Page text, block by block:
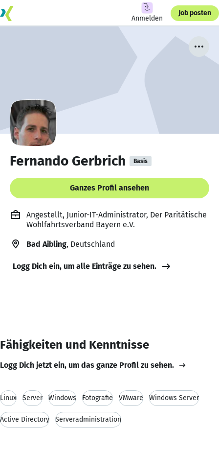
Anmelden
Job posten
Fernando Gerbrich Basis
Ganzes Profil ansehen
Angestellt, Junior-IT-Administrator, Der Paritätische
Wohlfahrtsverband Bayern e.V.
Bad Aibling, Deutschland
Logg Dich ein, um alle Einträge zu sehen.
Fähigkeiten und Kenntnisse
Logg Dich jetzt ein, um das ganze Profil zu sehen.
Linux Server Windows Fotografie VMware Windows Server
Active Directory Serveradministration